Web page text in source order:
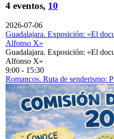
4 eventos, 10
2026-07-06
Guadalajara. Exposición: «El
Alfonso X»
Guadalajara. Exposición: «El
Alfonso X»
9:00 - 15:30
Romancos. Ruta de senderismo: